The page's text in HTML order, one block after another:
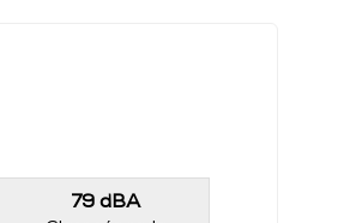
79 dBA